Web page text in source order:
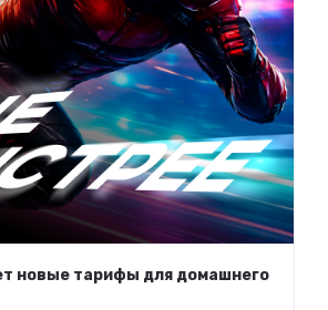
новые тарифы для домашнего